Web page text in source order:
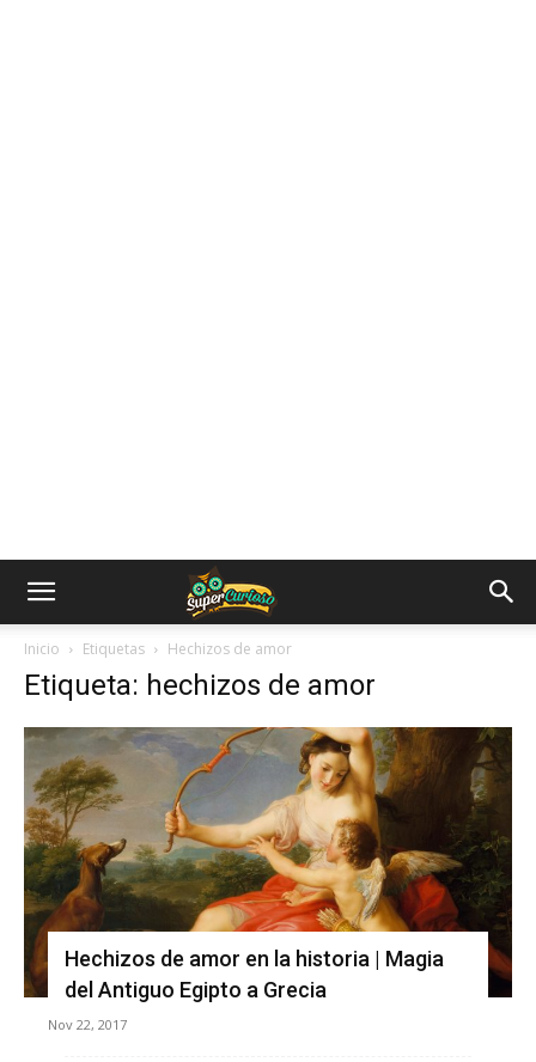
Inicio Etiquetas Hechizos de amor
Etiqueta: hechizos de amor
Hechizos de amor en la historia | Magia
del Antiguo Egipto a Grecia
Nov 22, 2017